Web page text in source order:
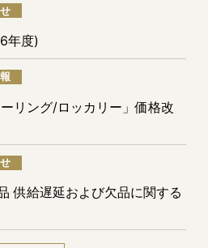
年度)
リング/ロッカリー」価格改
供給遅延および欠品に関する